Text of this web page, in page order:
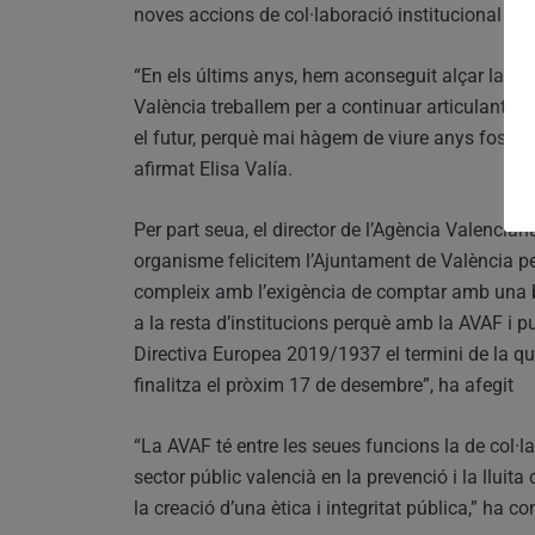
noves accions de col·laboració institucional per
“En els últims anys, hem aconseguit alçar la
València treballem per a continuar articulant
el futur, perquè mai hàgem de viure anys
afirmat Elisa Valía.
Per part seua, el director de l’Agència
organisme felicitem l’Ajuntament de València
compleix amb l’exigència de comptar amb
a la resta d’institucions perquè amb la AVAF i
Directiva Europea 2019/1937 el termini de la
finalitza el pròxim 17 de desembre”, ha afegit
“La AVAF té entre les seues funcions la de
sector públic valencià en la prevenció i la
la creació d’una ètica i integritat pública,” ha